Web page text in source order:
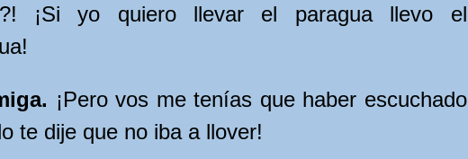
¡Si yo quiero llevar el paragua llevo el
¡Pero vos me tenías que haber escuchado
te dije que no iba a llover!